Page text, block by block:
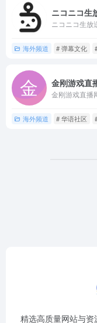
ニコニコ生
ニコニコ生放
海外频道 # 弹幕文化
金刚游戏直
海外频道 # 华语社区
精选高质量网站与